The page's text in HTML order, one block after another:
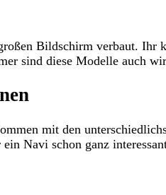
Bildschirm verbaut. Ihr
sind diese Modelle auch
mit den
Navi schon ganz